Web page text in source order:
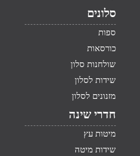
סלונים
ספות
כורסאות
שולחנות סלון
שידות לסלון
מזנונים לסלון
חדרי שינה
מיטות עץ
שידות מיטה